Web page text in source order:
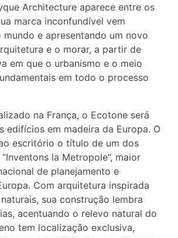
Architecture aparece entre os
marca inconfundível vem
mundo e apresentando um novo
e o morar, a partir de
em que o urbanismo e o meio
em todo o processo
na França, o Ecotone será
edifícios em madeira da Europa. O
escritório o título de um dos
la Metropole”, maior
de planejamento e
Com arquitetura inspirada
sua construção lembra
acentuando o relevo natural do
tem localização exclusiva,